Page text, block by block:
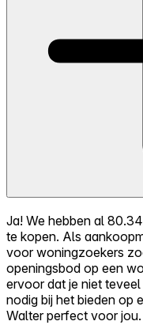
Ja! We hebben al
te kopen. Als
voor woningzoekers
openingsbod op een
ervoor dat je niet
nodig bij het bieden op
Walter perfect voor jou.